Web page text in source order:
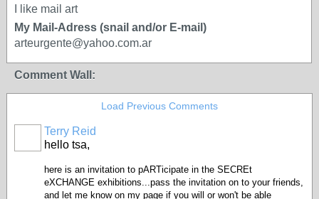
I like mail art
My Mail-Adress (snail and/or E-mail)
arteurgente@yahoo.com.ar
Comment Wall:
Load Previous Comments
Terry Reid
hello tsa,
here is an invitation to pARTicipate in the SECREt
eXCHANGE exhibitions...pass the invitation on to your friends,
and let me know on my page if you will or won't be able